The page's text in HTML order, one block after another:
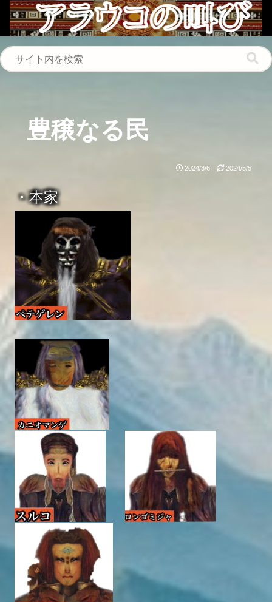
豊穣なる民
2024/3/6 2024/5/5
・本家